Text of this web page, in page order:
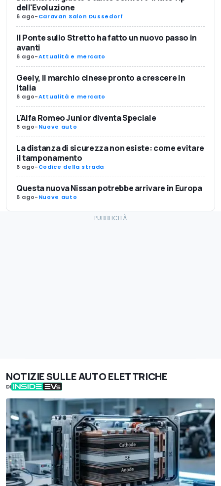
dell'Evoluzione
6 ago-Caravan Salon Dussedorf
Il Ponte sullo Stretto ha fatto un nuovo passo in
avanti
6 ago-Attualità e mercato
Geely, il marchio cinese pronto a crescere in
Italia
6 ago-Attualità e mercato
L'Alfa Romeo Junior diventa Speciale
6 ago-Nuove auto
La distanza di sicurezza non esiste: come evitare
il tamponamento
6 ago-Codice della strada
Questa nuova Nissan potrebbe arrivare in Europa
6 ago-Nuove auto
NOTIZIE SULLE AUTO ELETTRICHE
DI